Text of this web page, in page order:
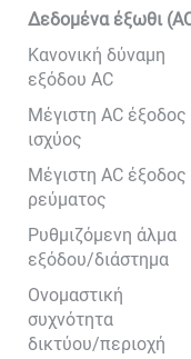
Δεδομένα έξωθι
Κανονική δύναμη
εξόδου AC
Μέγιστη AC έξοδος
ισχύος
Μέγιστη AC έξοδος
ρεύματος
Ρυθμιζόμενη άλμα
εξόδου/διάστημα
Ονομαστική
συχνότητα
δικτύου/περιοχή